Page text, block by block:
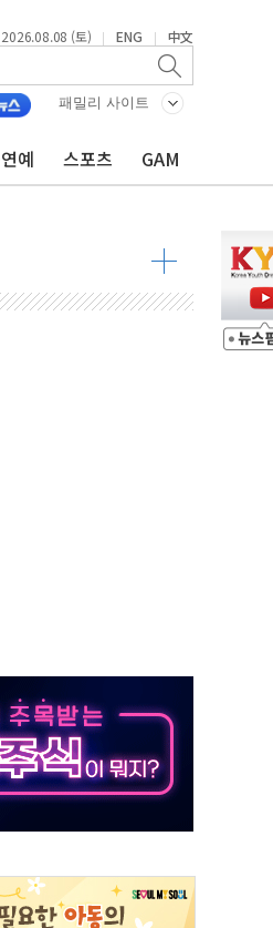
2026.08.08 (토) | ENG | 中文
패밀리 사이트
예 스포츠 GAM
통제구간 없어
vs 鄭 44.56%
송영길 11.63%
송영길 7.47%
고조
"